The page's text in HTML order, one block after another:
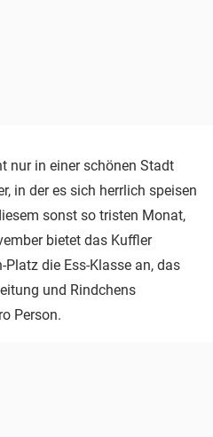
nur in einer schönen Stadt
in der es sich herrlich speisen
sonst so tristen Monat,
bietet das Kuffler
die Ess-Klasse an, das
und Rindchens
Person.